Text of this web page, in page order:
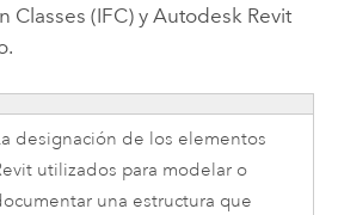
Classes (IFC) y Autodesk Revit
.
designación de los elementos
utilizados para modelar o
una estructura que